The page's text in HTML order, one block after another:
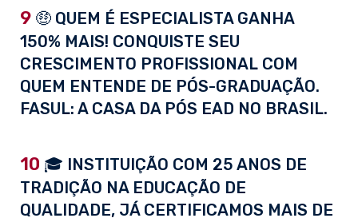
9 🤑 QUEM É ESPECIALISTA GANHA
150% MAIS! CONQUISTE SEU
CRESCIMENTO PROFISSIONAL COM
QUEM ENTENDE DE PÓS-GRADUAÇÃO.
FASUL: A CASA DA PÓS EAD NO BRASIL.
10 🎓 INSTITUIÇÃO COM 25 ANOS DE
TRADIÇÃO NA EDUCAÇÃO DE
QUALIDADE, JÁ CERTIFICAMOS MAIS DE